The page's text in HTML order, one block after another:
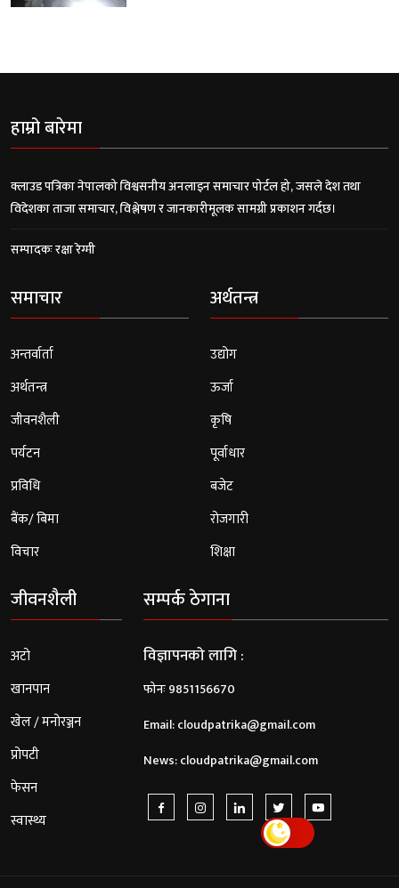
हाम्रो बारेमा
क्लाउड पत्रिका नेपालको विश्वसनीय अनलाइन समाचार पोर्टल हो, जसले देश तथा
विदेशका ताजा समाचार, विश्लेषण र जानकारीमूलक सामग्री प्रकाशन गर्दछ।
सम्पादकः रक्षा रेग्मी
समाचार
अन्तर्वार्ता
अर्थतन्त्र
जीवनशैली
पर्यटन
प्रविधि
बैंक/ बिमा
विचार
अर्थतन्त्र
उद्योग
ऊर्जा
कृषि
पूर्वाधार
बजेट
रोजगारी
शिक्षा
जीवनशैली
अटो
खानपान
खेल / मनोरञ्जन
प्रोपटी
फेसन
स्वास्थ्य
सम्पर्क ठेगाना
विज्ञापनको लागि :
फोनः 9851156670
Email:cloudpatrika@gmail.com
News:cloudpatrika@gmail.com